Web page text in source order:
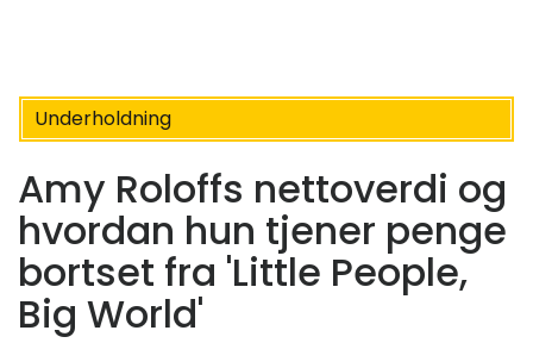
Underholdning
Amy Roloffs nettoverdi og
hvordan hun tjener penge
bortset fra 'Little People,
Big World'